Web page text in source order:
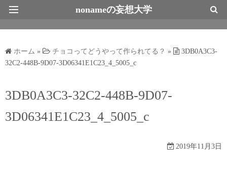
nonameの妄想大学
最新情報トップページ
ホーム » チョコってどうやって作られてる？ »
3DB0A3C3-
32C2-448B-9D07-3D06341E1C23_4_5005_c
3DB0A3C3-32C2-448B-9D07-
3D06341E1C23_4_5005_c
2019年11月3日